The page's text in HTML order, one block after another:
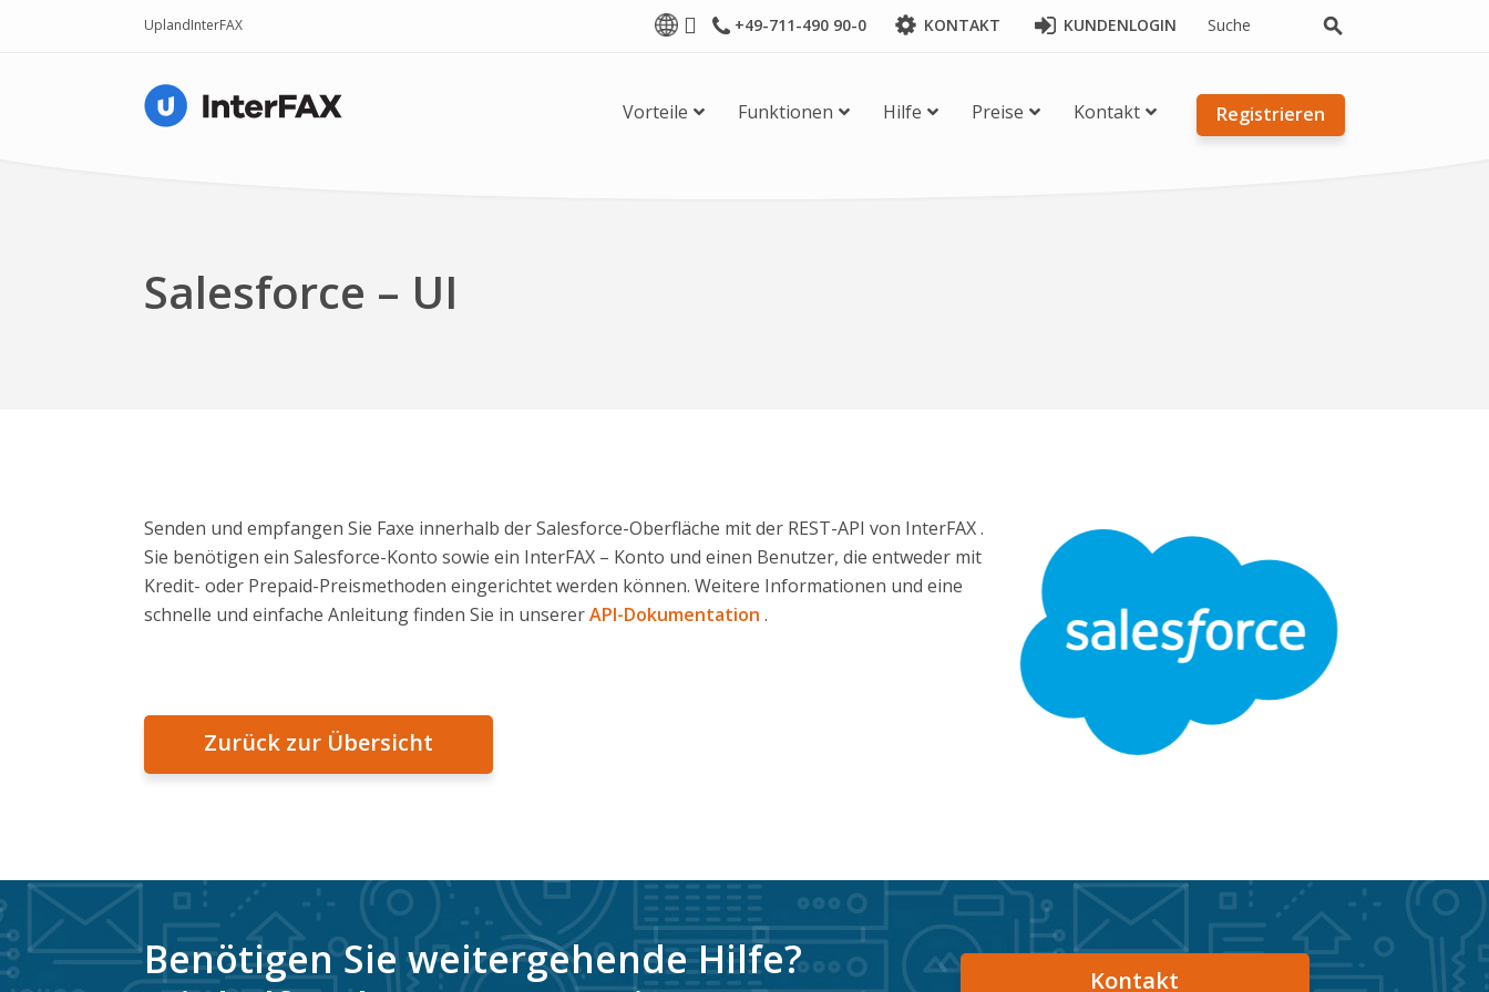
UplandInterFAX search
+49-711-490 90-0 KONTAKT KUNDENLOGIN
Registrieren
Vorteile Funktionen Hilfe Preise Kontakt
Salesforce – UI
Senden und empfangen Sie Faxe innerhalb der Salesforce-Oberfläche mit der REST-API von InterFAX .
Sie benötigen ein Salesforce-Konto sowie ein InterFAX – Konto und einen Benutzer, die entweder mit
Kredit- oder Prepaid-Preismethoden eingerichtet werden können. Weitere Informationen und eine
schnelle und einfache Anleitung finden Sie in unsererAPI-Dokumentation .
Zurück zur Übersicht
Benötigen Sie weitergehende Hilfe?
Kontakt